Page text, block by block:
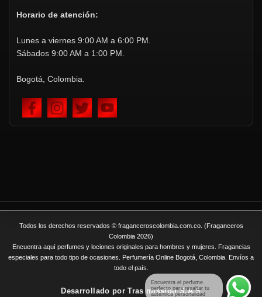
Horario de atención:
Lunes a viernes 9:00 AM a 6:00 PM.
Sábados 9:00 AM a 1:00 PM.
Bogotá, Colombia.
Encuentra el perfume
perfecto para resaltar tu
auténtica personalidad
Todos los derechos reservados © fraganceroscolombia.com.co. (Fraganceros
Colombia 2026)
Encuentra aquí perfumes y lociones originales para hombres y mujeres. Fragancias
especiales para todo tipo de ocasiones. Perfumería Online Bogotá, Colombia. Envíos a
todo el país.
Desarrollado porTras mission S.A.S